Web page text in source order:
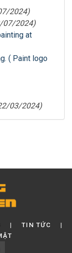
2024)
07/2024)
at
( Paint logo
03/2024)
TIN TỨC